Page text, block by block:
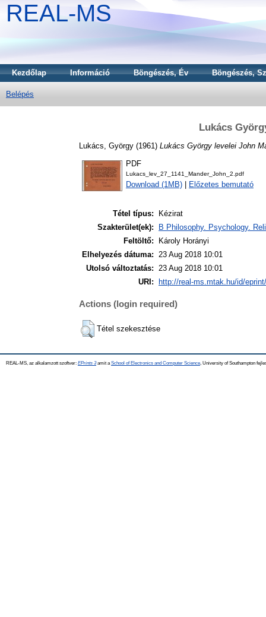
REAL-MS
Kezdőlap Információ Böngészés, Év Böngészés,
Belépés
Lukács
Lukács, György (1961) Lukács György levelei John
PDF
Lukacs_lev_27_1141_Mander_John_2.pdf
Download (1MB) Előzetes bemutató
Tétel típus:
Kézirat
Szakterület(ek):
B Philosophy. Psychology.
Feltöltő:
Károly Horányi
Elhelyezés dátuma: 23 Aug 2018 10:01
Utolsó változtatás: 23 Aug 2018 10:01
URI:
http://real-ms.mtak.hu/id/
Actions (login required)
Tétel szekesztése
REAL-MS, az alkalamzott szoftver: EPrints 3amit a School of Electronics and Computer Science , University of Southampton